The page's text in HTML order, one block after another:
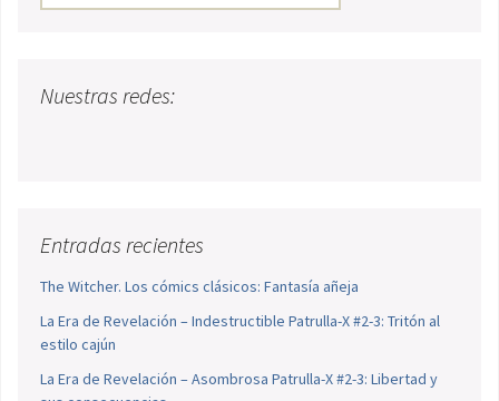
Nuestras redes:
Entradas recientes
The Witcher. Los cómics clásicos: Fantasía añeja
La Era de Revelación – Indestructible Patrulla-X #2-3: Tritón al
estilo cajún
La Era de Revelación – Asombrosa Patrulla-X #2-3: Libertad y